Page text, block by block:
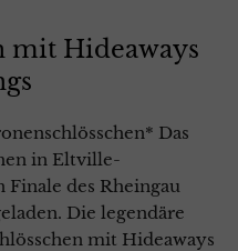
mit Hideaways
Das
in Eltville-
des Rheingau
Die legendäre
mit Hideaways